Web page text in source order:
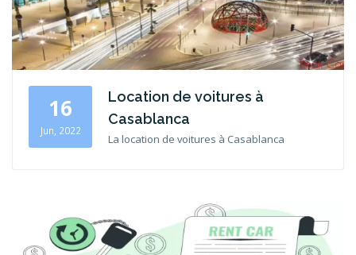
16
Jun, 2022
Location de voitures à
Casablanca
La location de voitures à Casablanca